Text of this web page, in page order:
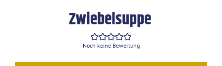
Zwiebelsuppe
Noch keine Bewertung